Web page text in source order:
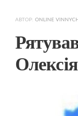
АВТОР: ONLINE